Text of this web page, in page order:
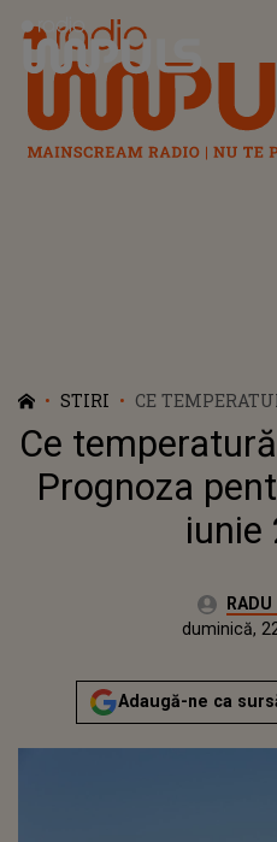
Radio Impuls
STIRI
CE
PROGNOZA
Ce
Prognoza
iunie
Autor:
duminică, 22 mai 2022Actualizat:
duminică,
Adaugă-ne ca